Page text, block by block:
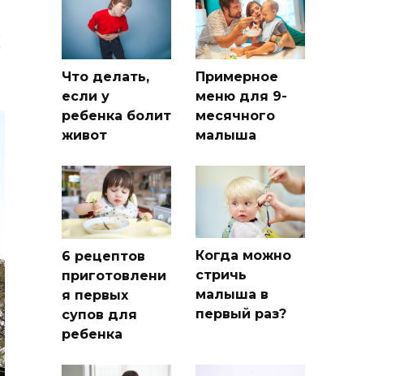
Что делать,
если у
ребенка болит
живот
Примерное
меню для 9-
месячного
малыша
6 рецептов
приготовлени
я первых
супов для
ребенка
Когда можно
стричь
малыша в
первый раз?